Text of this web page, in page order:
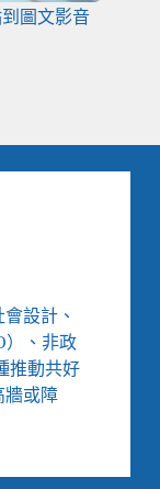
圖文影音
設計、
）、非政
推動共好
牆或障